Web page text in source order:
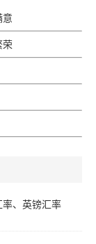
荣
、英镑汇率